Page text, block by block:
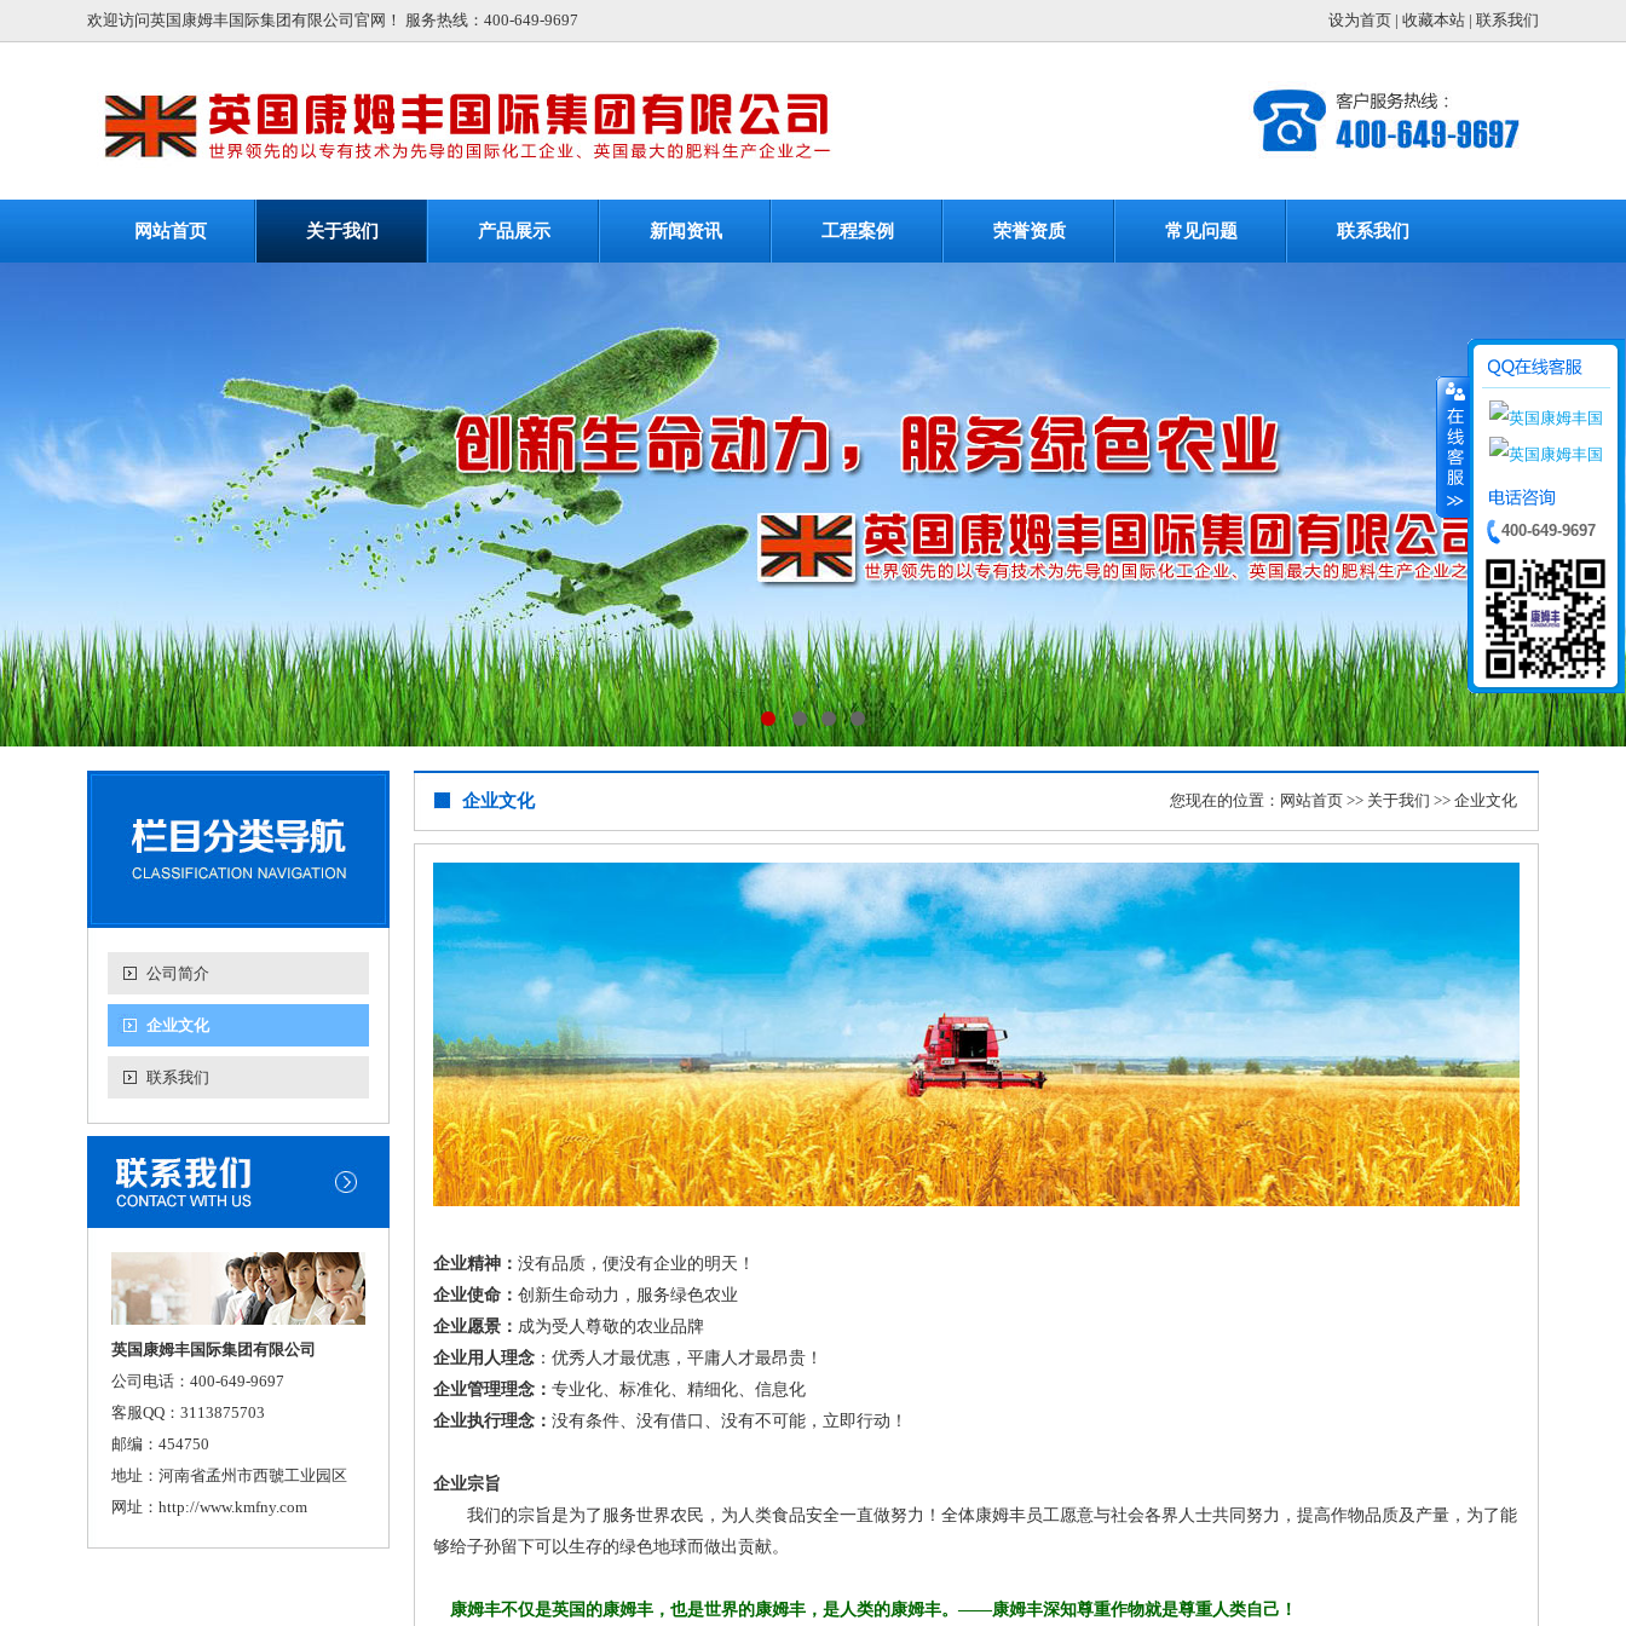
欢迎访问英国康姆丰国际集团有限公司官网！ 服务热线：400-649-9697 设为首页 | 收藏本站 | 联系我们
网站首页 关于我们 产品展示 新闻资讯 工程案例 荣誉资质 常见问题 联系我们
1 2 3 4
公司简介
企业文化
联系我们
英国康姆丰国际集团有限公司
公司电话：400-649-9697
客服QQ：3113875703
邮编：454750
地址：河南省孟州市西虢工业园区
网址：http://www.kmfny.com
企业文化 您现在的位置： 网站首页 >> 关于我们 >> 企业文化
企业精神： 没有品质，便没有企业的明天！
企业使命： 创新生命动力，服务绿色农业
企业愿景： 成为受人尊敬的农业品牌
企业用人理念 ：优秀人才最优惠，平庸人才最昂贵！
企业管理理念： 专业化、标准化、精细化、信息化
企业执行理念： 没有条件、没有借口、没有不可能，立即行动！
企业宗旨
我们的宗旨是为了服务世界农民，为人类食品安全一直做努力！全体康姆丰员工愿意与社会各界人士共同努力，提高作物品质及产量，为了能
够给子孙留下可以生存的绿色地球而做出贡献。
康姆丰不仅是英国的康姆丰，也是世界的康姆丰，是人类的康姆丰。——康姆丰深知尊重作物就是尊重人类自己！
400-649-9697